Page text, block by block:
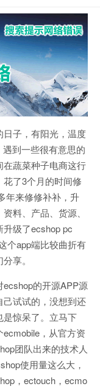
子，有阳光，温度
到一些很有意思的
蔬菜种子电商这行
了3个月的时间修
年来修修补补，升
料、产品、货源、
级了ecshop pc
个app端比较曲折有
享。
的开源APP源
试试的，没想到还
惊呆了。立马下
，从官方资
团队出来的技术人
使用量这么大，
，ectouch，ecmo